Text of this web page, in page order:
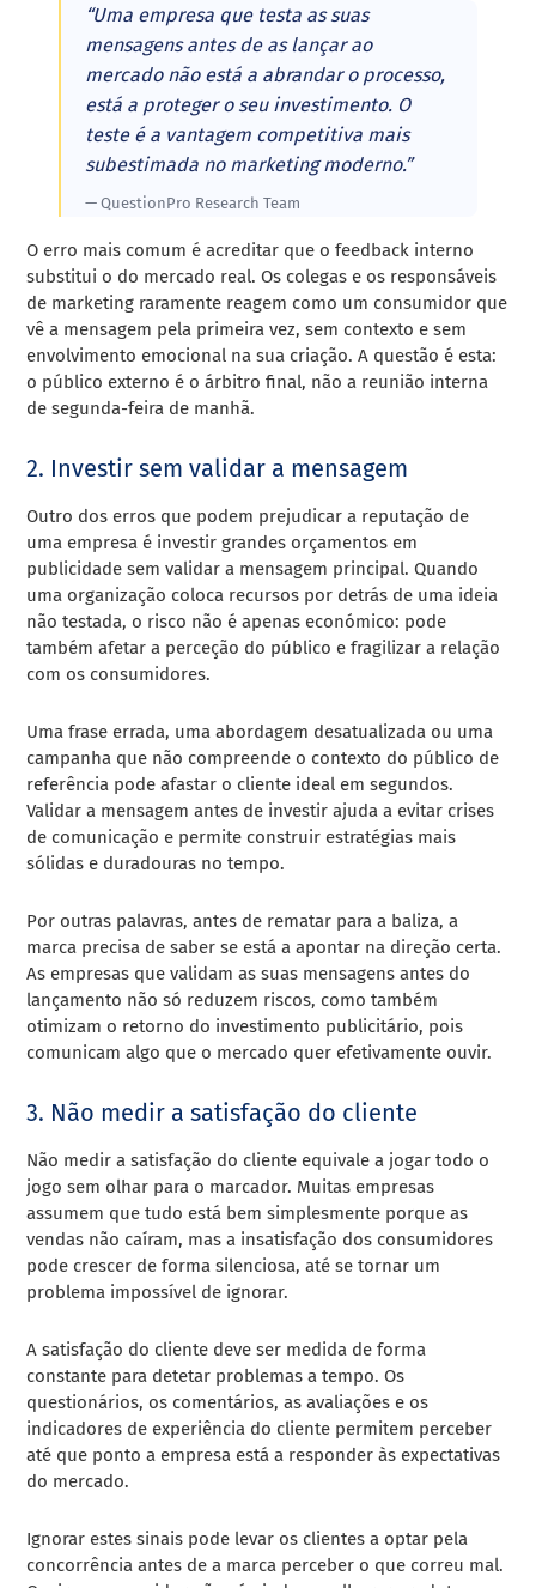
“Uma empresa que testa as suas
mensagens antes de as lançar ao
mercado não está a abrandar o processo,
está a proteger o seu investimento. O
teste é a vantagem competitiva mais
subestimada no marketing moderno.”
— QuestionPro Research Team
O erro mais comum é acreditar que o feedback interno
substitui o do mercado real. Os colegas e os responsáveis
de marketing raramente reagem como um consumidor que
vê a mensagem pela primeira vez, sem contexto e sem
envolvimento emocional na sua criação. A questão é esta:
o público externo é o árbitro final, não a reunião interna
de segunda-feira de manhã.
2. Investir sem validar a mensagem
Outro dos erros que podem prejudicar a reputação de
uma empresa é investir grandes orçamentos em
publicidade sem validar a mensagem principal. Quando
uma organização coloca recursos por detrás de uma ideia
não testada, o risco não é apenas económico: pode
também afetar a perceção do público e fragilizar a relação
com os consumidores.
Uma frase errada, uma abordagem desatualizada ou uma
campanha que não compreende o contexto do público de
referência pode afastar o cliente ideal em segundos.
Validar a mensagem antes de investir ajuda a evitar crises
de comunicação e permite construir estratégias mais
sólidas e duradouras no tempo.
Por outras palavras, antes de rematar para a baliza, a
marca precisa de saber se está a apontar na direção certa.
As empresas que validam as suas mensagens antes do
lançamento não só reduzem riscos, como também
otimizam o retorno do investimento publicitário, pois
comunicam algo que o mercado quer efetivamente ouvir.
3. Não medir a satisfação do cliente
Não medir a satisfação do cliente equivale a jogar todo o
jogo sem olhar para o marcador. Muitas empresas
assumem que tudo está bem simplesmente porque as
vendas não caíram, mas a insatisfação dos consumidores
pode crescer de forma silenciosa, até se tornar um
problema impossível de ignorar.
A satisfação do cliente deve ser medida de forma
constante para detetar problemas a tempo. Os
questionários, os comentários, as avaliações e os
indicadores de experiência do cliente permitem perceber
até que ponto a empresa está a responder às expectativas
do mercado.
Ignorar estes sinais pode levar os clientes a optar pela
concorrência antes de a marca perceber o que correu mal.